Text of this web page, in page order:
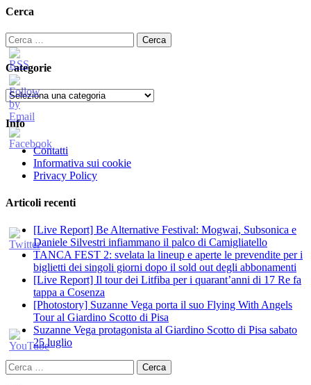
degli
Cerca
Ricerca
per:
Categorie
Categorie
Info
Contatti
Informativa sui cookie
Privacy Policy
Articoli recenti
[Live Report] Be Alternative Festival: Mogwai, Subsonica e
Daniele Silvestri infiammano il palco di Camigliatello
TANCA FEST 2: svelata la lineup e aperte le prevendite per i
biglietti dei singoli giorni dopo il sold out degli abbonamenti
[Live Report] Il tour dei Litfiba per i quarant’anni di 17 Re fa
tappa a Cosenza
[Photostory] Suzanne Vega porta il suo Flying With Angels
Tour al Giardino Scotto di Pisa
Suzanne Vega protagonista al Giardino Scotto di Pisa sabato
25 luglio
Ricerca
per: